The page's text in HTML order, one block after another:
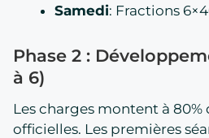
Samedi: Fractions
Phase 2 :
à 6)
Les charges montent à 80%
officielles. Les premières